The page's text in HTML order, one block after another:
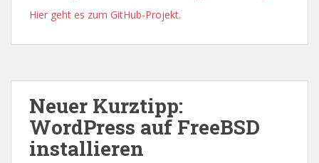
Hier geht es zum GitHub-Projekt.
Neuer Kurztipp:
WordPress auf FreeBSD
installieren